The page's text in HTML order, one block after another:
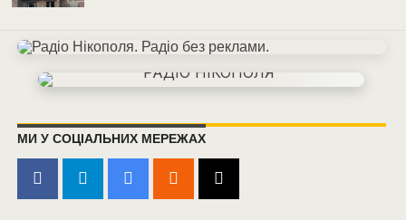
МИ У СОЦІАЛЬНИХ МЕРЕЖАХ